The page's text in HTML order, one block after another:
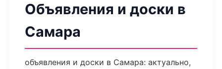
Объявления и доски в
Самара
объявления и доски в Самара: актуально,